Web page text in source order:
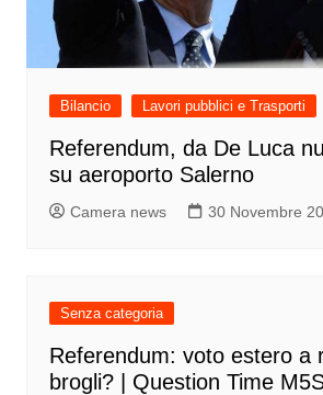
Bilancio Lavori pubblici e Trasporti
Referendum, da De Luca
su aeroporto Salerno
Camera news 30 Novembre
Senza categoria
Referendum: voto estero a
brogli? | Question Time